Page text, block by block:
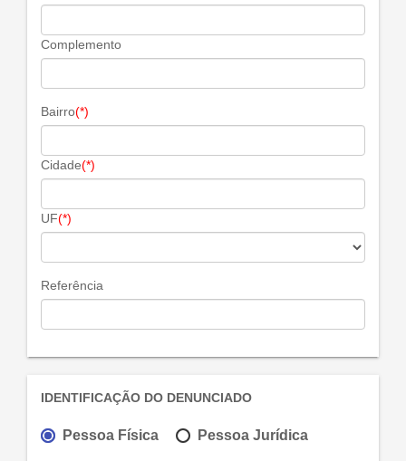
Complemento
Bairro(*)
Cidade(*)
UF(*)
Referência
IDENTIFICAÇÃO DO DENUNCIADO
Pessoa Física Pessoa Jurídica